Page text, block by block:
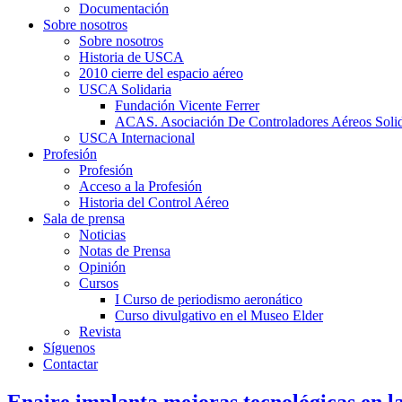
Documentación
Sobre nosotros
Sobre nosotros
Historia de USCA
2010 cierre del espacio aéreo
USCA Solidaria
Fundación Vicente Ferrer
ACAS. Asociación De Controladores Aéreos
USCA Internacional
Profesión
Profesión
Acceso a la Profesión
Historia del Control Aéreo
Sala de prensa
Noticias
Notas de Prensa
Opinión
Cursos
I Curso de periodismo aeronático
Curso divulgativo en el Museo Elder
Revista
Síguenos
Contactar